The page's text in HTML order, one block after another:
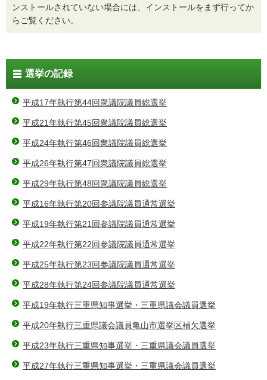
ンストールされていない場合には、インストールをまず行ってか
らご覧ください。
選挙の記録
平成17年執行第44回衆議院議員総選挙
平成21年執行第45回衆議院議員総選挙
平成24年執行第46回衆議院議員総選挙
平成26年執行第47回衆議院議員総選挙
平成29年執行第48回衆議院議員総選挙
平成16年執行第20回参議院議員通常選挙
平成19年執行第21回参議院議員通常選挙
平成22年執行第22回参議院議員通常選挙
平成25年執行第23回参議院議員通常選挙
平成28年執行第24回参議院議員通常選挙
平成19年執行三重県知事選挙・三重県議会議員選挙
平成20年執行三重県議会議員亀山市選挙区補欠選挙
平成23年執行三重県知事選挙・三重県議会議員選挙
平成27年執行三重県知事選挙・三重県議会議員選挙